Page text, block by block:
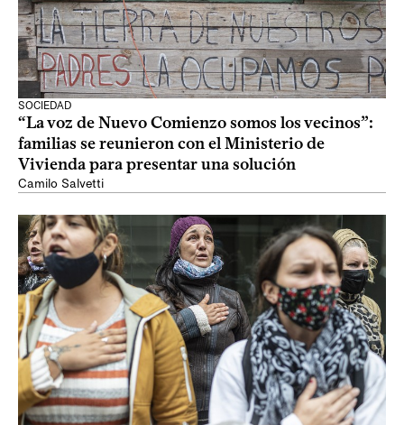
SOCIEDAD
“La voz de Nuevo Comienzo somos los vecinos”:
familias se reunieron con el Ministerio de
Vivienda para presentar una solución
Camilo Salvetti